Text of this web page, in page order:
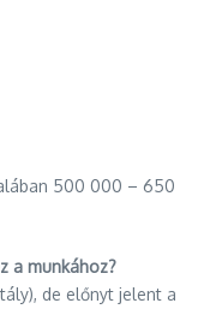
500 000 – 650
a munkához?
de előnyt jelent a